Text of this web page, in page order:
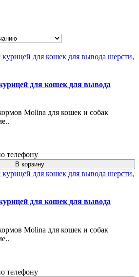
для кошек для вывода
Molina для кошек и собак
телефону
В корзину
для кошек для вывода
Molina для кошек и собак
телефону